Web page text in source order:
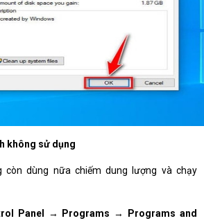
không sử dụng
còn dùng nữa chiếm dung lượng và chạy
Panel → Programs →
Programs and